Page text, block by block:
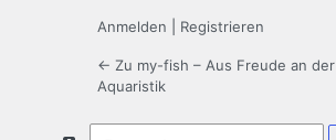
Anmelden Registrieren
← Zu my-fish – Aus Freude an der
Aquaristik